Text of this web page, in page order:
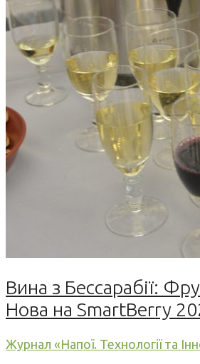
Вина з Бессарабії:
Нова на SmartBerry
Журнал «Напої. Технології та